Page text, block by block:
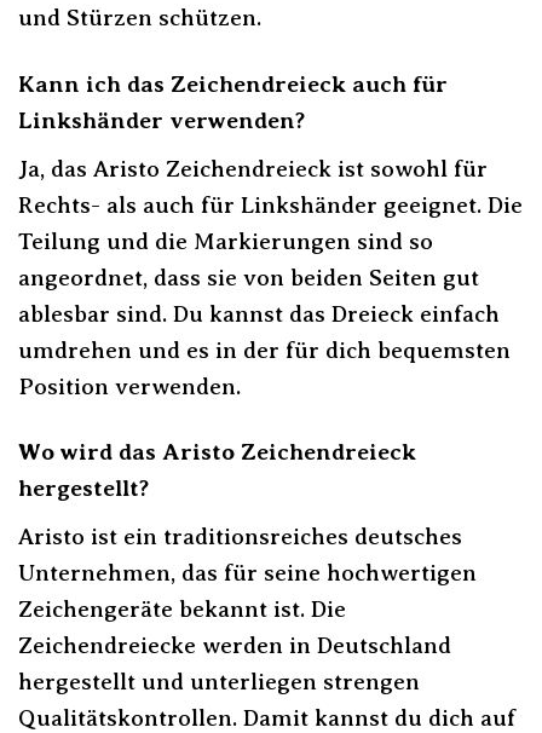
und Stürzen schützen.
Kann ich das Zeichendreieck auch für
Linkshänder verwenden?
Ja, das Aristo Zeichendreieck ist sowohl für
Rechts- als auch für Linkshänder geeignet. Die
Teilung und die Markierungen sind so
angeordnet, dass sie von beiden Seiten gut
ablesbar sind. Du kannst das Dreieck einfach
umdrehen und es in der für dich bequemsten
Position verwenden.
Wo wird das Aristo Zeichendreieck
hergestellt?
Aristo ist ein traditionsreiches deutsches
Unternehmen, das für seine hochwertigen
Zeichengeräte bekannt ist. Die
Zeichendreiecke werden in Deutschland
hergestellt und unterliegen strengen
Qualitätskontrollen. Damit kannst du dich auf